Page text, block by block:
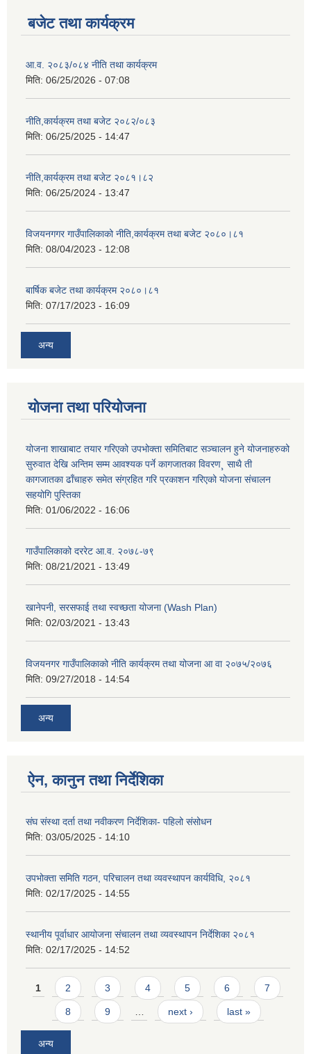
बजेट तथा कार्यक्रम
आ.व. २०८३/०८४ नीति तथा कार्यक्रम
मिति: 06/25/2026 - 07:08
नीति,कार्यक्रम तथा बजेट २०८२/०८३
मिति: 06/25/2025 - 14:47
नीति,कार्यक्रम तथा बजेट २०८१।८२
मिति: 06/25/2024 - 13:47
विजयनगगर गाउँपालिकाको नीति,कार्यक्रम तथा बजेट २०८०।८१
मिति: 08/04/2023 - 12:08
बार्षिक बजेट तथा कार्यक्रम २०८०।८१
मिति: 07/17/2023 - 16:09
अन्य
योजना तथा परियोजना
योजना शाखाबाट तयार गरिएको उपभोक्ता समितिबाट सञ्चालन हुने योजनाहरुको
सुरुवात देखि अन्तिम सम्म आवश्यक पर्ने कागजातका विवरण¸ साथै ती
कागजातका ढाँचाहरु समेत संग्रहित गरि प्रकाशन गरिएको योजना संचालन
सहयोगि पुस्तिका
मिति: 01/06/2022 - 16:06
गाउँपालिकाको दररेट आ.व. २०७८-७९
मिति: 08/21/2021 - 13:49
खानेपनी, सरसफाई तथा स्वच्छता योजना (Wash Plan)
मिति: 02/03/2021 - 13:43
विजयनगर गाउँपालिकाको नीति कार्यक्रम तथा योजना आ वा २०७५/२०७६
मिति: 09/27/2018 - 14:54
अन्य
ऐन, कानुन तथा निर्देशिका
संघ संस्था दर्ता तथा नवीकरण निर्देशिका- पहिलो संसोधन
मिति: 03/05/2025 - 14:10
उपभोक्ता समिति गठन, परिचालन तथा व्यवस्थापन कार्यविधि, २०८१
मिति: 02/17/2025 - 14:55
स्थानीय पूर्वाधार आयोजना संचालन तथा व्यवस्थापन निर्देशिका २०८१
मिति: 02/17/2025 - 14:52
Pages
1 2 3 4 5 6 7
8 9 next › last »
अन्य